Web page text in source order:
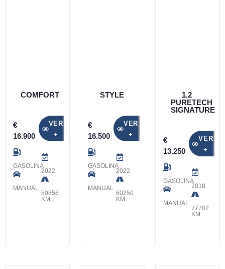
COMFORT
€
16.900
VER
+
GASOLINA
MANUAL
2022
50856
KM
STYLE
€
16.500
VER
+
GASOLINA
MANUAL
2022
60250
KM
1.2
PURETECH
SIGNATURE
€
13.250
VER
+
GASOLINA
MANUAL
2018
77702
KM